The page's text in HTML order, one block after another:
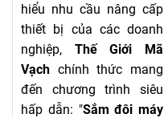
hiểu nhu cầu nâng cấp
thiết bị của các doanh
nghiệp, Thế Giới Mã
Vạch chính thức mang
đến chương trình siêu
hấp dẫn: "Sắm đôi máy